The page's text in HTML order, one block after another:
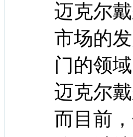
迈克尔
市场的
门的领
迈克尔
而目前